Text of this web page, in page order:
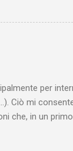
soprattutto) a
vittoriana era
interesse
reali
per
Ciò mi
che, in un
riempio con il